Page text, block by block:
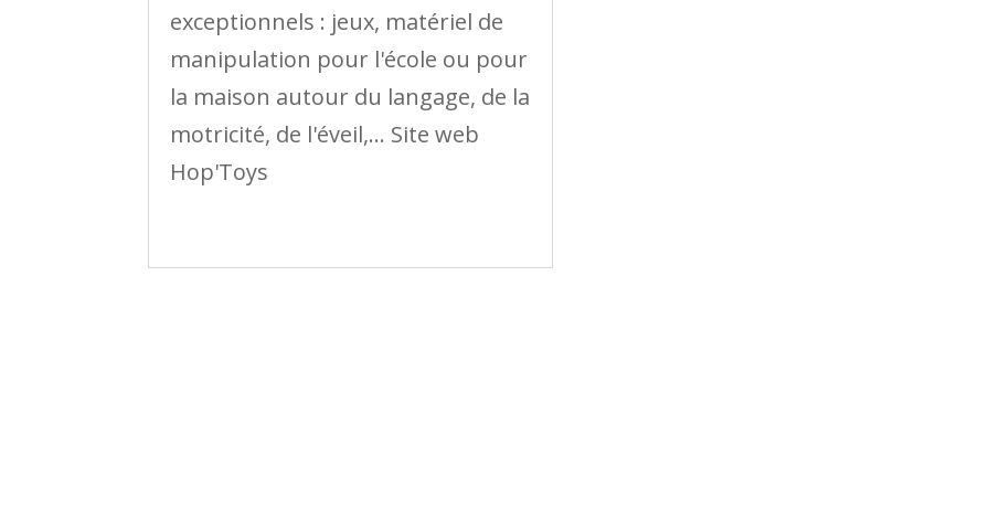
exceptionnels : jeux, matériel de
manipulation pour l'école ou pour
la maison autour du langage, de la
motricité, de l'éveil,… Site web
Hop'Toys